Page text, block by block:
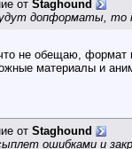
от Staghound
допформаты, то
не обещаю, формат
материалы и
от Staghound
ошибками и